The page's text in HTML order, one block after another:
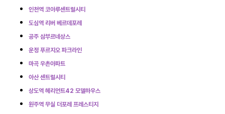
인천역 코아루센트럴시티
도심역 리버 베르데포레
공주 삼부르네상스
운정 푸르지오 파크라인
마곡 우촌아파트
아산 센트럴시티
상도역 헤리언트42 모델하우스
원주역 무실 더포레 프레스티지